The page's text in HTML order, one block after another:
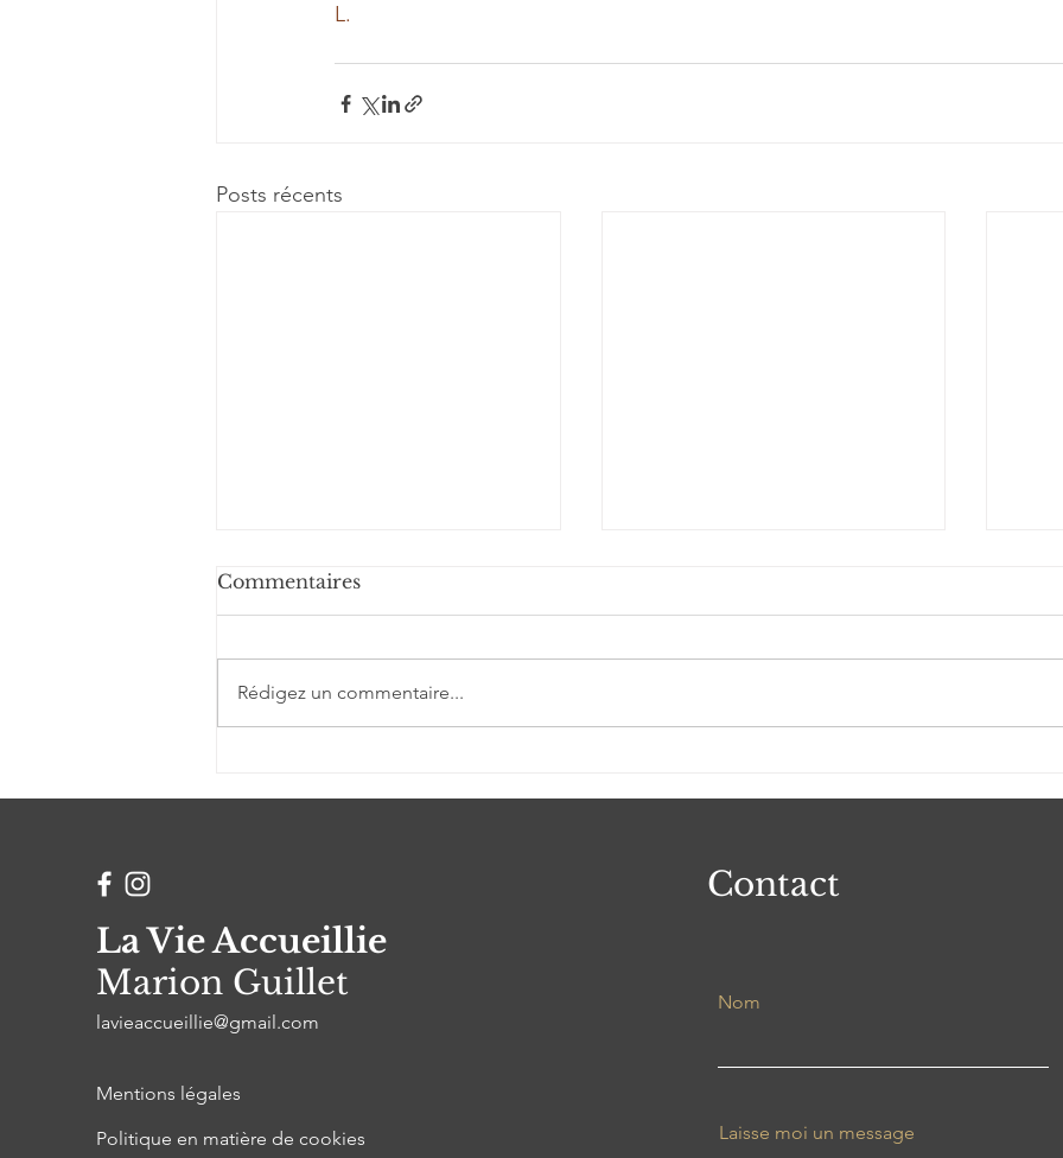
L.
Posts récents
Commentaires
Rédigez un commentaire...
La Vie Accueillie
Marion Guillet
lavieaccueillie@gmail.com
Mentions légales
Politique en matière de cookies
Contact
Nom
Laisse moi un message